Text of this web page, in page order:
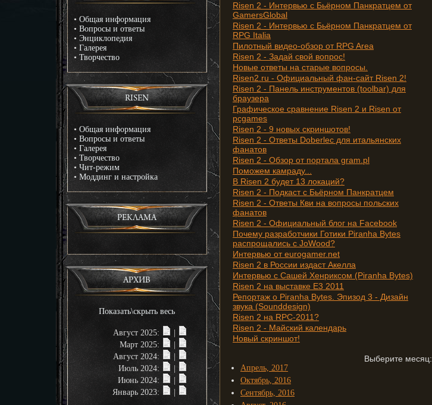
• Общая информация
• Вопросы и ответы
• Энциклопедия
• Галерея
• Творчество
RISEN
• Общая информация
• Вопросы и ответы
• Галерея
• Творчество
• Чит-режим
• Моддинг и настройка
РЕКЛАМА
АРХИВ
Показать\скрыть весь
Август 2025:
Март 2025:
Август 2024:
Июль 2024:
Июнь 2024:
Январь 2023:
Risen 2 - Интервью с Бьёрном Панкратцем от
GamersGlobal
Risen 2 - Интервью с Бьёрном Панкратцем от
RPG Italia
Пилотный видео-обзор от RPG Area
Risen 2 - Задай свой вопрос!
Новые ответы на старые вопросы.
Risen2.ru - Официальный фан-сайт Risen 2!
Risen 2 - Панель инструментов (toolbar) для
браузера
Графическое сравнение Risen 2 и Risen от
pcgames
Risen 2 - 9 новых скриншотов!
Risen 2 - Ответы Doberlec для итальянских
фанатов
Risen 2 - Обзор от портала gram.pl
Поможем камраду...
В Risen 2 будет 13 локаций?
Risen 2 - Подкаст с Бьёрном Панкратцем
Risen 2 - Ответы Кви на вопросы польских
фанатов
Risen 2 - Официальный блог на Facebook
Почему разработчики Готики Piranha Bytes
распрощались с JoWood?
Интервью от eurogamer.net
Risen 2 в России издаст Акелла
Интервью с Сашей Хенриксом (Piranha Bytes)
Risen 2 на выставке E3 2011
Репортаж о Piranha Bytes. Эпизод 3 - Дизайн
звука (Sounddesign)
Risen 2 на RPC-2011?
Risen 2 - Майский календарь
Новый скриншот!
Выберите месяц:
Апрель, 2017
Октябрь, 2016
Сентябрь, 2016